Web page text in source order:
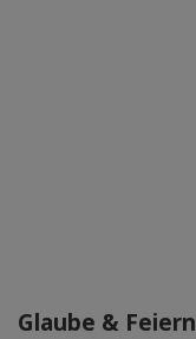
Glaube & Feiern